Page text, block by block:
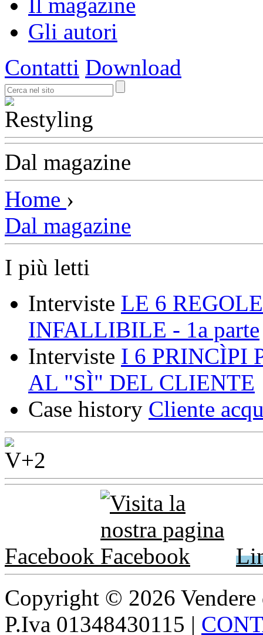
Gli autori
Contatti Download
Dal magazine
Home ›
Dal magazine
I più letti
Interviste LE 6
INFALLIBILE - 1a parte
Interviste I 6 PRINCÌPI
AL "SÌ" DEL CLIENTE
Case history Cliente
Facebook
Copyright © 2026
P.Iva 01348430115 |